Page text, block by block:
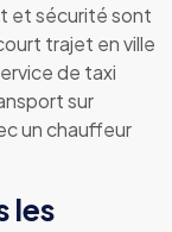
et sécurité sont
trajet en ville
de taxi
sur
un chauffeur
les